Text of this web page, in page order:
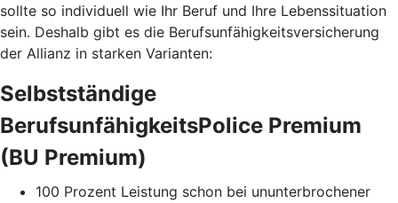
sollte so individuell wie Ihr Beruf und Ihre Lebenssituation
sein. Deshalb gibt es die Berufsunfähigkeitsversicherung
der Allianz in starken Varianten:
Selbstständige
BerufsunfähigkeitsPolice Premium
(BU Premium)
100 Prozent Leistung schon bei ununterbrochener